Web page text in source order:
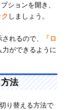
ションを開き、
しましょう。
れるので、
「ロ
ができるように
法
り替える方法で